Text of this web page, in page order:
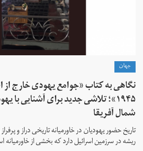
جهان
نگاهی به کتاب «جوامع یهودی خارج از
۱۹۴۵»؛ تلاشی جدید برای آشنایی با
شمال آفریقا
تاریخ حضور یهودیان در خاورمیانه تاریخی دراز و
ریشه در سرزمین اسرائیل دارد که بخشی از